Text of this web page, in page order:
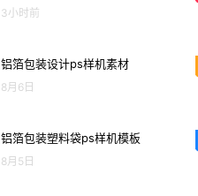
3小时前
铝箔包装设计ps样机素材
8月6日
铝箔包装塑料袋ps样机模板
8月5日